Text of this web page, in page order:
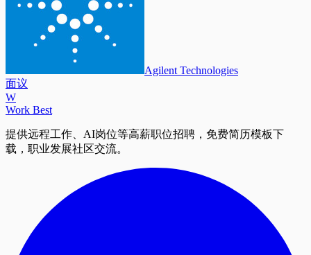
Agilent Technologies
面议
W
Work Best
提供远程工作、AI岗位等高薪职位招聘，免费简历模板下
载，职业发展社区交流。